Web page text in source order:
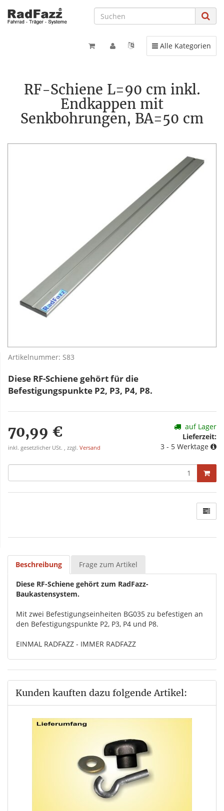
Toggle navigation
Alle Kategorien
RF-Schiene L=90 cm inkl.
Endkappen mit
Senkbohrungen, BA=50 cm
Artikelnummer: S83
Diese RF-Schiene gehört für die
Befestigungspunkte P2, P3, P4, P8.
70,99 €
inkl. gesetzlicher USt. , zzgl. Versand
auf Lager
Lieferzeit:
3 - 5 Werktage
Beschreibung Frage zum Artikel
Diese RF-Schiene gehört zum RadFazz-
Baukastensystem.
Mit zwei Befestigungseinheiten BG035 zu befestigen an
den Befestigungspunkte P2, P3, P4 und P8.
EINMAL RADFAZZ - IMMER RADFAZZ
Kunden kauften dazu folgende Artikel: